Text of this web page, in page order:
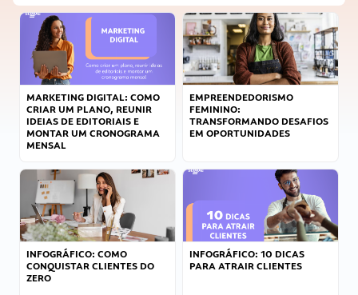
MARKETING DIGITAL: COMO
CRIAR UM PLANO, REUNIR
IDEIAS DE EDITORIAIS E
MONTAR UM CRONOGRAMA
MENSAL
EMPREENDEDORISMO
FEMININO:
TRANSFORMANDO DESAFIOS
EM OPORTUNIDADES
INFOGRÁFICO: COMO
CONQUISTAR CLIENTES DO
ZERO
INFOGRÁFICO: 10 DICAS
PARA ATRAIR CLIENTES